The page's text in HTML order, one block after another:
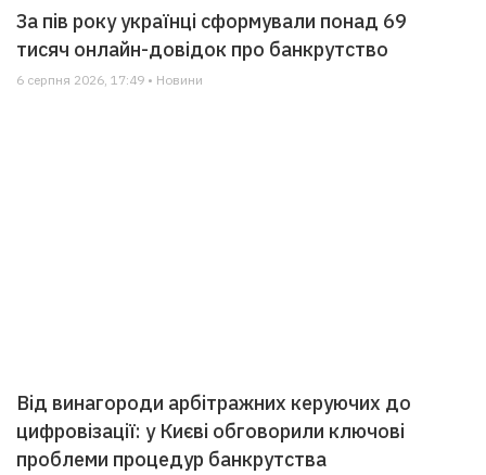
За пів року українці сформували понад 69
тисяч онлайн-довідок про банкрутство
6 серпня 2026, 17:49 • Новини
Від винагороди арбітражних керуючих до
цифровізації: у Києві обговорили ключові
проблеми процедур банкрутства